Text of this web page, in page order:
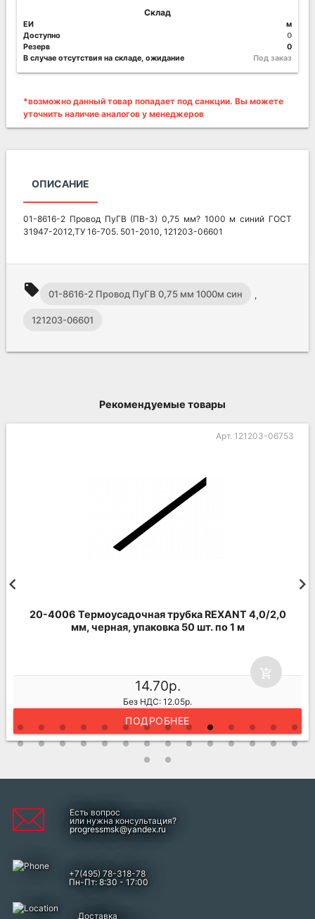
Склад
ЕИ
м
Доступно
0
Резерв
0
В случае отсутствия на складе, ожидание
Под заказ
*возможно данный товар попадает под санкции. Вы можете
уточнить наличие аналогов у менеджеров
ОПИСАНИЕ
01-8616-2 Провод ПуГВ (ПВ-3) 0,75 мм? 1000 м синий ГОСТ
31947-2012,ТУ 16-705. 501-2010, 121203-06601
local_offer 01-8616-2 Провод ПуГВ 0,75 мм 1000м син ,
121203-06601
Рекомендуемые товары
Арт. 121203-06753
20-4006 Термоусадочная трубка REXANT 4,0/2,0
мм, черная, упаковка 50 шт. по 1 м
add_shopping_cart
14.70р.
Без НДС: 12.05р.
ПОДРОБНЕЕ
Есть вопрос
или нужна консультация?
progressmsk@yandex.ru
+7(495) 78-318-78
Пн-Пт: 8:30 - 17:00
Доставка